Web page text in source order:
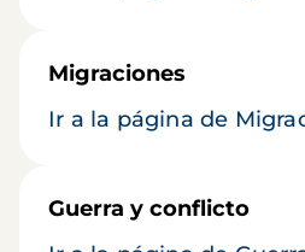
Migraciones
Ir a la página de
Guerra y conflicto